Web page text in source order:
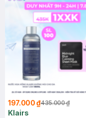
197.000 ₫435.000 ₫
Klairs